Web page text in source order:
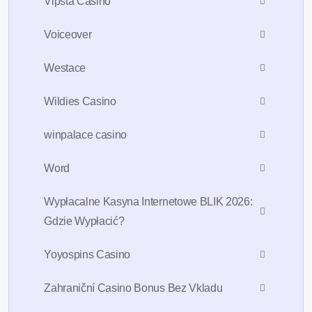
Voiceover
Westace
Wildies Casino
winpalace casino
Word
Wypłacalne Kasyna Internetowe BLIK 2026:
Gdzie Wypłacić?
Yoyospins Casino
Zahraniční Casino Bonus Bez Vkladu